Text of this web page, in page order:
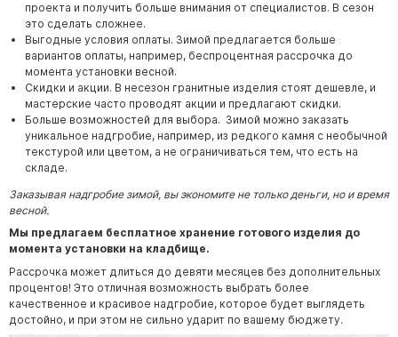
Памятники вертикальные
Памятники врачу
Памятники горизонтальные
Памятники индивидуальные
Памятники книга
Памятники красивые
Памятники Православные
Памятники прямоугольные
Памятники с воздушным креcтом
проекта и получить больше внимания от специалистов. В сезон
это сделать сложнее.
Выгодные условия оплаты. Зимой предлагается больше
вариантов оплаты, например, беспроцентная рассрочка до
момента установки весной.
Скидки и акции. В несезон гранитные изделия стоят дешевле, и
мастерские часто проводят акции и предлагают скидки.
Больше возможностей для выбора. Зимой можно заказать
уникальное надгробие, например, из редкого камня с необычной
текстурой или цветом, а не ограничиваться тем, что есть на
складе.
Заказывая надгробие зимой, вы экономите не только деньги, но и время
весной.
Мы предлагаем бесплатное хранение готового изделия до
момента установки на кладбище.
Рассрочка может длиться до девяти месяцев без дополнительных
процентов! Это отличная возможность выбрать более
качественное и красивое надгробие, которое будет выглядеть
достойно, и при этом не сильно ударит по вашему бюджету.